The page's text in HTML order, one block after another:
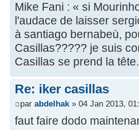
Mike Fani : « si
l'audace de laisser
à santiago bernabeù,
Casillas????? je suis
Casillas se prend la
Re: iker casillas
par abdelhak » 04 Jan 2013,
faut faire dodo